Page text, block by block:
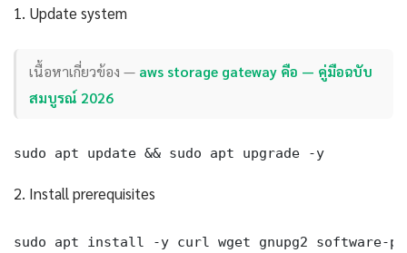
1. Update system
เนื้อหาเกี่ยวข้อง — aws storage gateway คือ — คู่มือฉบับ
สมบูรณ์ 2026
sudo apt update && sudo apt upgrade -y
2. Install prerequisites
sudo apt install -y curl wget gnupg2 software-